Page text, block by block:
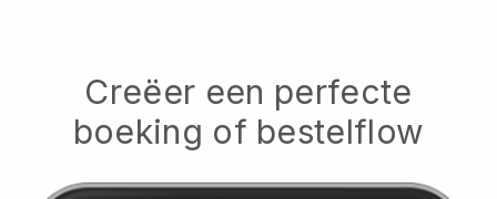
Creëer een perfecte
boeking of bestelflow